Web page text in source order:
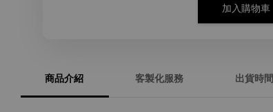
加入購物車
商品介紹 客製化服務 出貨時間